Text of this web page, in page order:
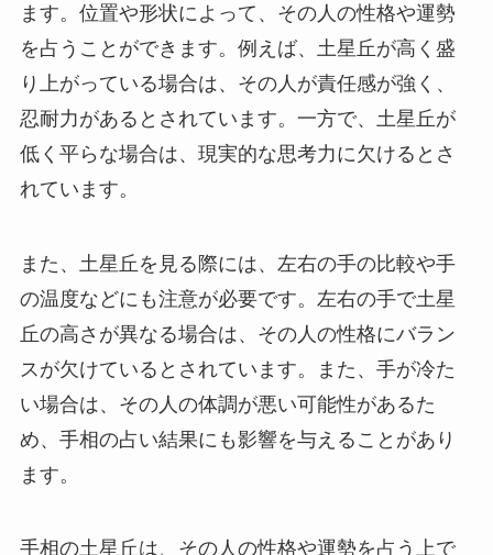
ます。位置や形状によって、その人の性格や運勢
を占うことができます。例えば、土星丘が高く盛
り上がっている場合は、その人が責任感が強く、
忍耐力があるとされています。一方で、土星丘が
低く平らな場合は、現実的な思考力に欠けるとさ
れています。
また、土星丘を見る際には、左右の手の比較や手
の温度などにも注意が必要です。左右の手で土星
丘の高さが異なる場合は、その人の性格にバラン
スが欠けているとされています。また、手が冷た
い場合は、その人の体調が悪い可能性があるた
め、手相の占い結果にも影響を与えることがあり
ます。
手相の土星丘は、その人の性格や運勢を占う上で